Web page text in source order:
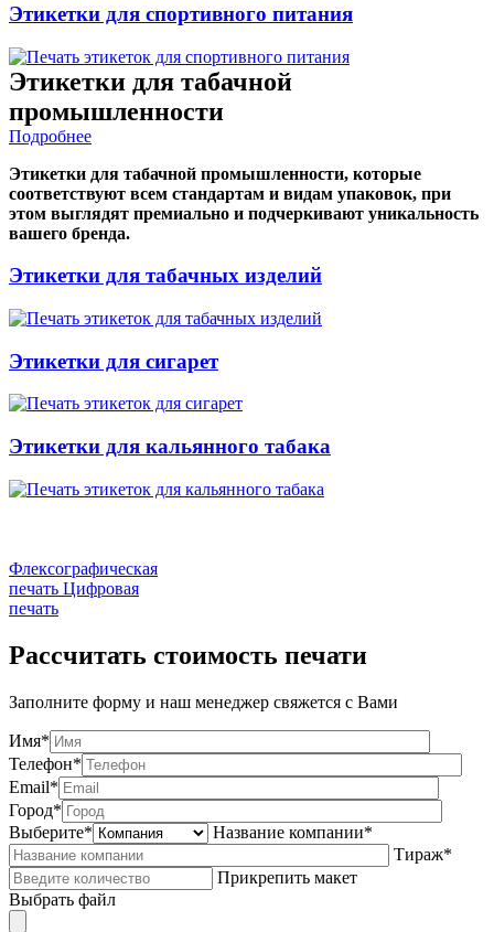
Этикетки для спортивного питания
Этикетки для табачной
промышленности
Подробнее
Этикетки для табачной промышленности, которые
соответствуют всем стандартам и видам упаковок, при
этом выглядят премиально и подчеркивают уникальность
вашего бренда.
Этикетки для табачных изделий
Этикетки для сигарет
Этикетки для кальянного табака
Флексографическая
печать Цифровая
печать
Рассчитать стоимость печати
Заполните форму и наш менеджер свяжется с Вами
Имя*
Телефон*
Email*
Город*
Выберите*
Название компании*
Тираж*
Прикрепить макет
Выбрать файл